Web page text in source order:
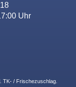
Uhr
TK- / Frischezuschlag.